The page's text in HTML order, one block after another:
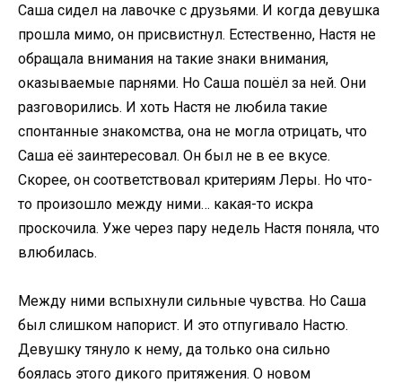
Саша сидел на лавочке с друзьями. И когда девушка
прошла мимо, он присвистнул. Естественно, Настя не
обращала внимания на такие знаки внимания,
оказываемые парнями. Но Саша пошёл за ней. Они
разговорились. И хоть Настя не любила такие
спонтанные знакомства, она не могла отрицать, что
Саша её заинтересовал. Он был не в ее вкусе.
Скорее, он соответствовал критериям Леры. Но что-
то произошло между ними… какая-то искра
проскочила. Уже через пару недель Настя поняла, что
влюбилась.
Между ними вспыхнули сильные чувства. Но Саша
был слишком напорист. И это отпугивало Настю.
Девушку тянуло к нему, да только она сильно
боялась этого дикого притяжения. О новом